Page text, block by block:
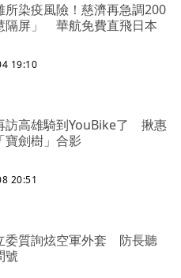
所染疫風險！慈濟再急調200
隔屏」 華航免費直飛日本
19:10
訪高雄騎到YouBike了 揪惠
寶劍樹」合影
20:51
委質詢炫空軍外套 防長聽
號